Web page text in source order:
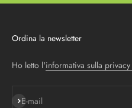
Ordina la newsletter
Ho letto l'informativa sulla privacy
E-mail
Iscriviti alla newsletter